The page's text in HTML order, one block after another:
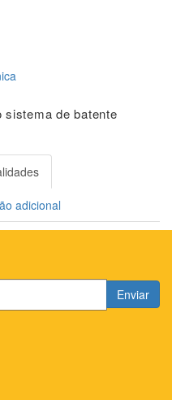
sistema de batente
adicional
Enviar